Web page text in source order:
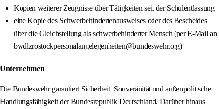
Kopien weiterer Zeugnisse über Tätigkeiten seit der Schulentlassung
eine Kopie des Schwerbehindertenausweises oder des Bescheides
über die Gleichstellung als schwerbehinderter Mensch (per E-Mail an
bwdlzrostockpersonalangelegenheiten@bundeswehr.org)
Unternehmen
Die Bundeswehr garantiert Sicherheit, Souveränität und außenpolitische
Handlungsfähigkeit der Bundesrepublik Deutschland. Darüber hinaus